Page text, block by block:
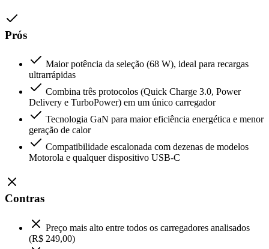
Prós
Maior potência da seleção (68 W), ideal para recargas
ultrarrápidas
Combina três protocolos (Quick Charge 3.0, Power
Delivery e TurboPower) em um único carregador
Tecnologia GaN para maior eficiência energética e menor
geração de calor
Compatibilidade escalonada com dezenas de modelos
Motorola e qualquer dispositivo USB-C
Contras
Preço mais alto entre todos os carregadores analisados
(R$ 249,00)